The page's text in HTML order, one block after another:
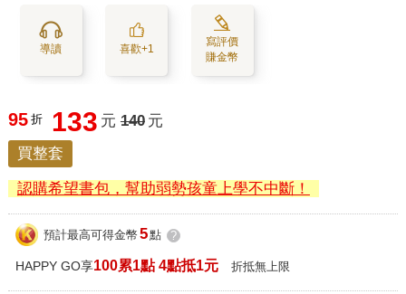
導讀 喜歡+1
寫評價
賺金幣
95 折 133 元 140 元
買整套
認購希望書包，幫助弱勢孩童上學不中斷！
預計最高可得金幣 5點 ?
HAPPY GO享100累1點 4點抵1元 折抵無上限